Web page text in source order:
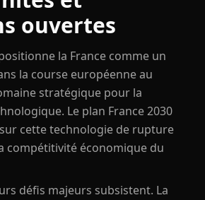
ouvertes
la France comme un
la course européenne au
stratégique pour la
Le plan France 2030
cette technologie de rupture
compétitivité économique du
défis majeurs subsistent. La